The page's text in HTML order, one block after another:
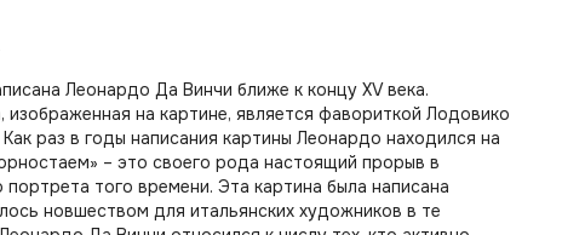
Леонардо Да Винчи ближе к концу XV века.
на картине, является фавориткой Лодовико
раз в годы написания картины Леонардо находился на
– это своего рода настоящий прорыв в
портрета того времени. Эта картина была написана
новшеством для итальянских художников в те